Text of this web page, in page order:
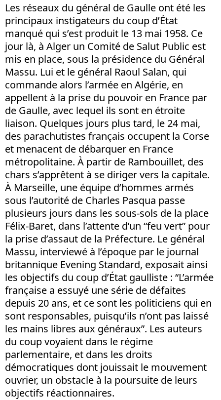
Les réseaux du général de Gaulle ont été les
principaux instigateurs du coup d’État
manqué qui s’est produit le 13 mai 1958. Ce
jour là, à Alger un Comité de Salut Public est
mis en place, sous la présidence du Général
Massu. Lui et le général Raoul Salan, qui
commande alors l’armée en Algérie, en
appellent à la prise du pouvoir en France par
de Gaulle, avec lequel ils sont en étroite
liaison. Quelques jours plus tard, le 24 mai,
des parachutistes français occupent la Corse
et menacent de débarquer en France
métropolitaine. À partir de Rambouillet, des
chars s’apprêtent à se diriger vers la capitale.
À Marseille, une équipe d’hommes armés
sous l’autorité de Charles Pasqua passe
plusieurs jours dans les sous-sols de la place
Félix-Baret, dans l’attente d’un “feu vert” pour
la prise d’assaut de la Préfecture. Le général
Massu, interviewé à l’époque par le journal
britannique Evening Standard, exposait ainsi
les objectifs du coup d’État gaulliste : “L’armée
française a essuyé une série de défaites
depuis 20 ans, et ce sont les politiciens qui en
sont responsables, puisqu’ils n’ont pas laissé
les mains libres aux généraux”. Les auteurs
du coup voyaient dans le régime
parlementaire, et dans les droits
démocratiques dont jouissait le mouvement
ouvrier, un obstacle à la poursuite de leurs
objectifs réactionnaires.